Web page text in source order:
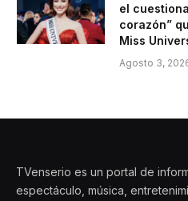
el
corazón”
Miss
Agosto 3,
TVenserio es un portal de
espectáculo, música,